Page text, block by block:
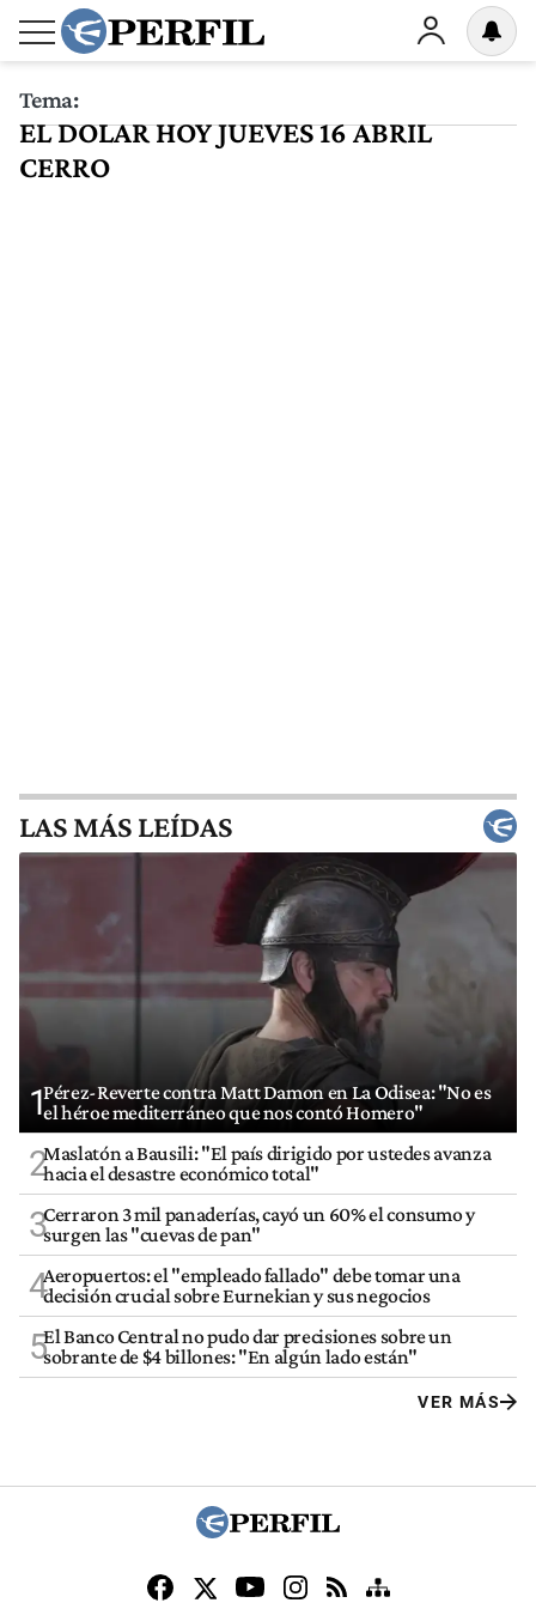
Tema:
EL DOLAR HOY JUEVES 16 ABRIL
CERRO
LAS MÁS LEÍDAS
1Pérez-Reverte contra Matt Damon en La Odisea: "No es
el héroe mediterráneo que nos contó Homero"
2Maslatón a Bausili: "El país dirigido por ustedes avanza
hacia el desastre económico total"
3Cerraron 3 mil panaderías, cayó un 60% el consumo y
surgen las "cuevas de pan"
4Aeropuertos: el "empleado fallado" debe tomar una
decisión crucial sobre Eurnekian y sus negocios
5El Banco Central no pudo dar precisiones sobre un
sobrante de $4 billones: "En algún lado están"
VER MÁS